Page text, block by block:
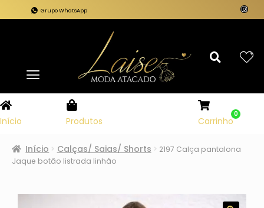
Grupo WhatsApp
Início Produtos Carrinho
0
Início Calças/ Saias/ Shorts
2197 Calça pantalona
Jaque botão listrada linhão